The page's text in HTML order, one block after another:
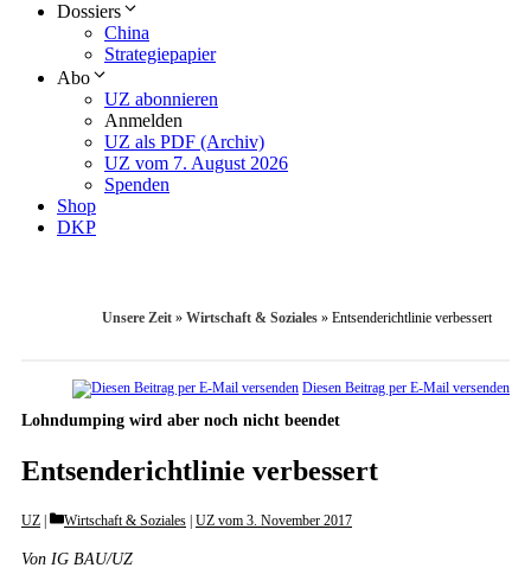
Dossiers
China
Strategiepapier
Abo
UZ abonnieren
Anmelden
UZ als PDF (Archiv)
UZ vom 7. August 2026
Spenden
Shop
DKP
Unsere Zeit » Wirtschaft & Soziales » Entsenderichtlinie verbessert
Diesen Beitrag per E-Mail versenden
Lohndumping wird aber noch nicht beendet
Entsenderichtlinie verbessert
UZ Categories
Wirtschaft & Soziales UZ vom 3. November 2017
Von IG BAU/UZ